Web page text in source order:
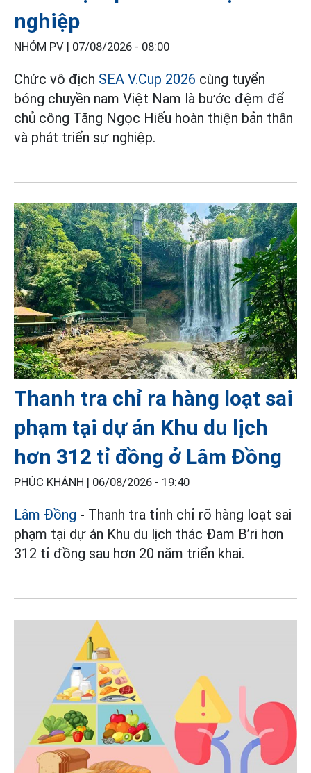
nghiệp
NHÓM PV | 07/08/2026 - 08:00
Chức vô địch SEA V.Cup 2026 cùng tuyển
bóng chuyền nam Việt Nam là bước đệm để
chủ công Tăng Ngọc Hiếu hoàn thiện bản thân
và phát triển sự nghiệp.
Thanh tra chỉ ra hàng loạt sai
phạm tại dự án Khu du lịch
hơn 312 tỉ đồng ở Lâm Đồng
PHÚC KHÁNH | 06/08/2026 - 19:40
Lâm Đồng - Thanh tra tỉnh chỉ rõ hàng loạt sai
phạm tại dự án Khu du lịch thác Đam B’ri hơn
312 tỉ đồng sau hơn 20 năm triển khai.